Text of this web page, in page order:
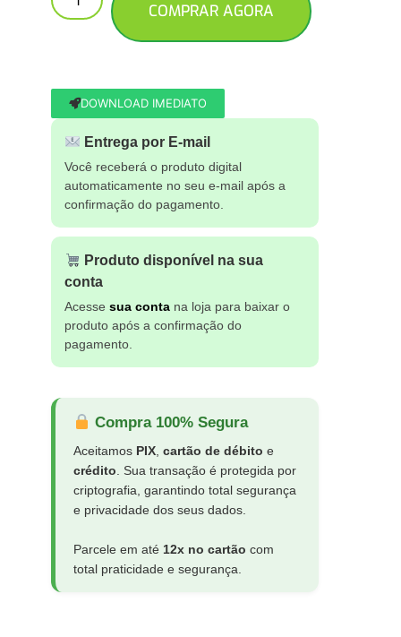
COMPRAR AGORA
DOWNLOAD IMEDIATO
Entrega por E-mail
Você receberá o produto digital
automaticamente no seu e-mail após a
confirmação do pagamento.
Produto disponível na sua
conta
Acesse sua conta na loja para baixar o
produto após a confirmação do
pagamento.
Compra 100% Segura
Aceitamos PIX cartão de débito e
crédito . Sua transação é protegida por
criptografia, garantindo total segurança
e privacidade dos seus dados.
Parcele em até 12x no cartão com
total praticidade e segurança.